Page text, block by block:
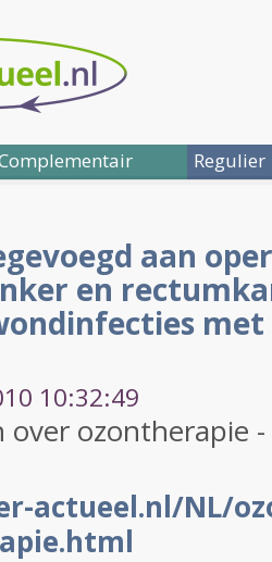
Regulier
aan
en
10:32:49
over ozontherapie
actueel.nl/NL/